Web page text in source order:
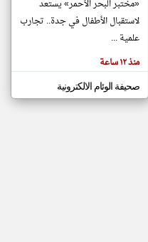
klyoum.com
«مختبر البحر الأحمر» يستعد
لاستقبال الأطفال في جدة.. تجارب
علمية ...
منذ ١٢ ساعة
صحيفة الوئام الالكترونية